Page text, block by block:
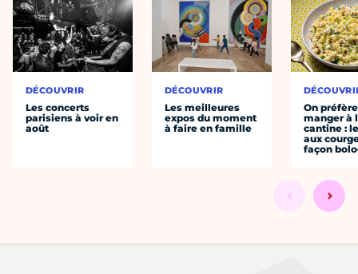
DÉCOUVRIR
Les concerts
parisiens à voir en
août
DÉCOUVRIR
Les meilleures
expos du moment
à faire en famille
On préfère
manger à
cantine :
aux
façon